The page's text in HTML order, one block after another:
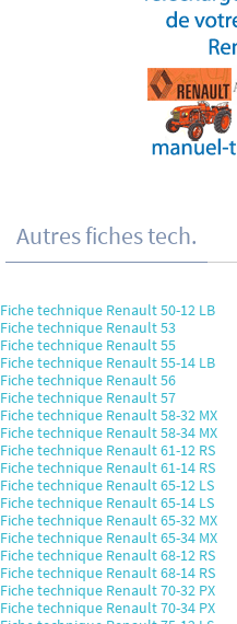
Autres fiches tech.
Fiche technique Renault 50-12 LB
Fiche technique Renault 53
Fiche technique Renault 55
Fiche technique Renault 55-14 LB
Fiche technique Renault 56
Fiche technique Renault 57
Fiche technique Renault 58-32 MX
Fiche technique Renault 58-34 MX
Fiche technique Renault 61-12 RS
Fiche technique Renault 61-14 RS
Fiche technique Renault 65-12 LS
Fiche technique Renault 65-14 LS
Fiche technique Renault 65-32 MX
Fiche technique Renault 65-34 MX
Fiche technique Renault 68-12 RS
Fiche technique Renault 68-14 RS
Fiche technique Renault 70-32 PX
Fiche technique Renault 70-34 PX